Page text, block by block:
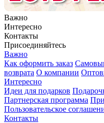
Важно
Интересно
Контакты
Присоединяйтесь
Важно
Как оформить заказ
возврата О компании
Интересно
Идеи для подарков
Партнерская программа
Пользовательское
Контакты